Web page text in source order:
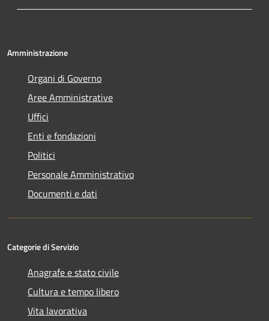
Amministrazione
Organi di Governo
Aree Amministrative
Uffici
Enti e fondazioni
Politici
Personale Amministrativo
Documenti e dati
Categorie di Servizio
Anagrafe e stato civile
Cultura e tempo libero
Vita lavorativa